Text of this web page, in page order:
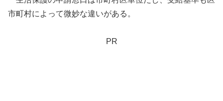
市町村によって微妙な違いがある。
PR